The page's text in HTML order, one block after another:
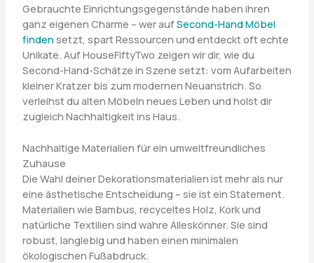
Gebrauchte Einrichtungsgegenstände haben ihren
ganz eigenen Charme – wer aufSecond-Hand Möbel
findensetzt, spart Ressourcen und entdeckt oft echte
Unikate. Auf HouseFiftyTwo zeigen wir dir, wie du
Second-Hand-Schätze in Szene setzt: vom Aufarbeiten
kleiner Kratzer bis zum modernen Neuanstrich. So
verleihst du alten Möbeln neues Leben und holst dir
zugleich Nachhaltigkeit ins Haus.
Nachhaltige Materialien für ein umweltfreundliches
Zuhause
Die Wahl deiner Dekorationsmaterialien ist mehr als nur
eine ästhetische Entscheidung – sie ist ein Statement.
Materialien wie Bambus, recyceltes Holz, Kork und
natürliche Textilien sind wahre Alleskönner. Sie sind
robust, langlebig und haben einen minimalen
ökologischen Fußabdruck.